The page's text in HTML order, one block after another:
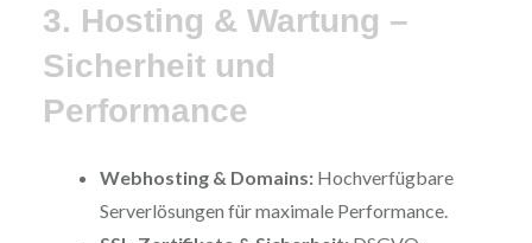
3. Hosting & Wartung –
Sicherheit und
Performance
Webhosting & Domains:Hochverfügbare
Serverlösungen für maximale Performance.